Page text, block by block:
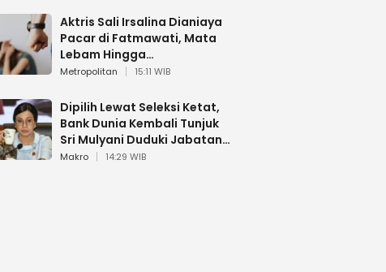
Aktris Sali Irsalina Dianiaya
Pacar di Fatmawati, Mata
Lebam Hingga
Diselamatkan Polantas
Metropolitan 15:11 WIB
Dipilih Lewat Seleksi Ketat,
Bank Dunia Kembali Tunjuk
Sri Mulyani Duduki Jabatan
Strategis
Makro 14:29 WIB